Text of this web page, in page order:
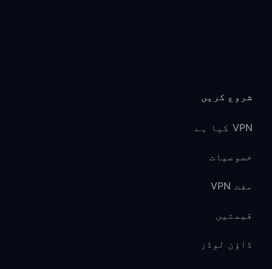
شروع کریں
VPN کیا ہے
خصوصیات
مفت VPN
قیمتیں
ڈاؤن لوڈز